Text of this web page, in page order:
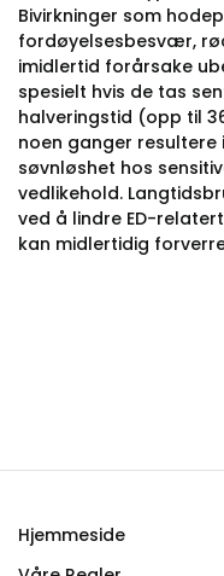
Bivirkninger som
fordøyelsesbesvær,
imidlertid forårsake
spesielt hvis de tas
halveringstid (opp til
noen ganger resultere
søvnløshet hos
vedlikehold.
ved å lindre ED-
kan midlertidig
Hjemmeside